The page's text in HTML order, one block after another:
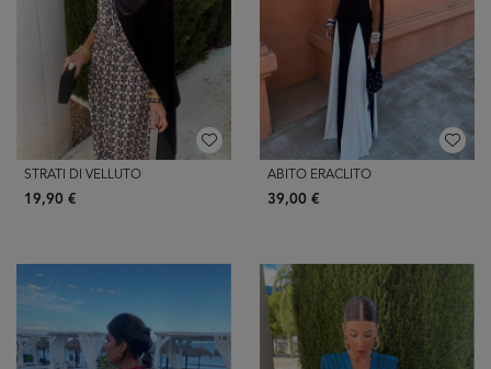
STRATI DI VELLUTO
19,90 €
ABITO ERACLITO
39,00 €